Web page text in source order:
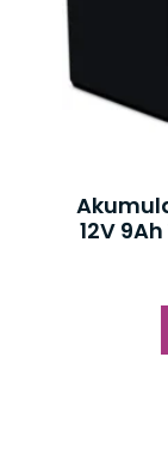
12V